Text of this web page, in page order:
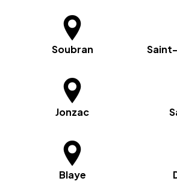
Soubran
Jonzac
Blaye